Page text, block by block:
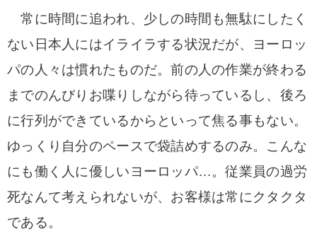
常に時間に追われ、少しの時間も無駄にしたく
ない日本人にはイライラする状況だが、ヨーロッ
パの人々は慣れたものだ。前の人の作業が終わる
までのんびりお喋りしながら待っているし、後ろ
に行列ができているからといって焦る事もない。
ゆっくり自分のペースで袋詰めするのみ。こんな
にも働く人に優しいヨーロッパ…。従業員の過労
死なんて考えられないが、お客様は常にクタクタ
である。